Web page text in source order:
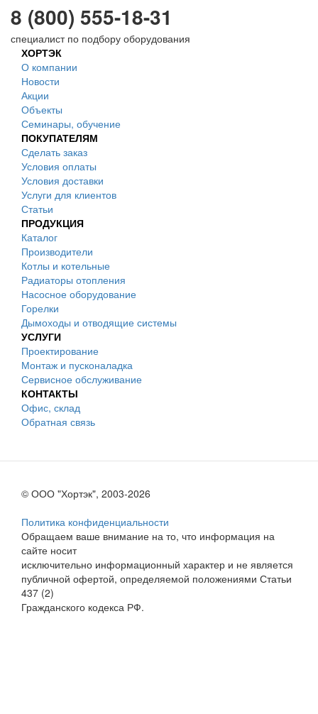
8 (800) 555-18-31
специалист по подбору оборудования
ХОРТЭК
О компании
Новости
Акции
Объекты
Семинары, обучение
ПОКУПАТЕЛЯМ
Сделать заказ
Условия оплаты
Условия доставки
Услуги для клиентов
Статьи
ПРОДУКЦИЯ
Каталог
Производители
Котлы и котельные
Радиаторы отопления
Насосное оборудование
Горелки
Дымоходы и отводящие системы
УСЛУГИ
Проектирование
Монтаж и пусконаладка
Сервисное обслуживание
КОНТАКТЫ
Офис, склад
Обратная связь
© ООО "Хортэк", 2003-2026
Политика конфиденциальности
Обращаем ваше внимание на то, что информация на
сайте носит
исключительно информационный характер и не является
публичной офертой, определяемой положениями Статьи
437 (2)
Гражданского кодекса РФ.